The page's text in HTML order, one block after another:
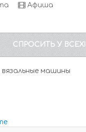
Афиша
СПРОСИТЬ У ВСЕХ!
машины